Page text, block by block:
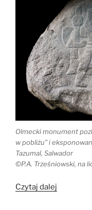
Olmecki monument
w pobliżu” i
Tazumal, Salwador
©P.A. Trześniowski, na
Czytaj dalej